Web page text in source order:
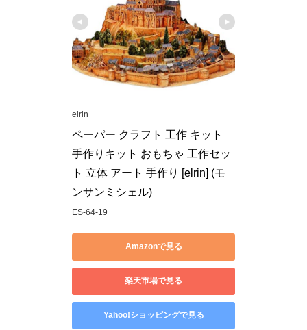
elrin
ペーパー クラフト 工作 キット
手作りキット おもちゃ 工作セッ
ト 立体 アート 手作り [elrin] (モ
ンサンミシェル)
ES-64-19
Amazonで見る
楽天市場で見る
Yahoo!ショッピングで見る